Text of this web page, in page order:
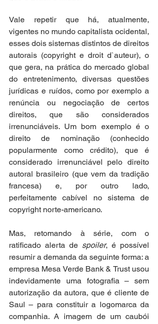
Vale repetir que há, atualmente,
vigentes no mundo capitalista ocidental,
esses dois sistemas distintos de direitos
autorais (copyright e droit d`auteur), o
que gera, na prática do mercado global
do entretenimento, diversas questões
jurídicas e ruídos, como por exemplo a
renúncia ou negociação de certos
direitos, que são considerados
irrenunciáveis. Um bom exemplo é o
direito de nominação (conhecido
popularmente como crédito), que é
considerado irrenunciável pelo direito
autoral brasileiro (que vem da tradição
francesa) e, por outro lado,
perfeitamente cabível no sistema de
copyright norte-americano.
Mas, retomando à série, com o
ratificado alerta de spoiler, é possível
resumir a demanda da seguinte forma: a
empresa Mesa Verde Bank & Trust usou
indevidamente uma fotografia – sem
autorização da autora, que é cliente de
Saul – para constituir a logomarca da
companhia. A imagem de um caubói